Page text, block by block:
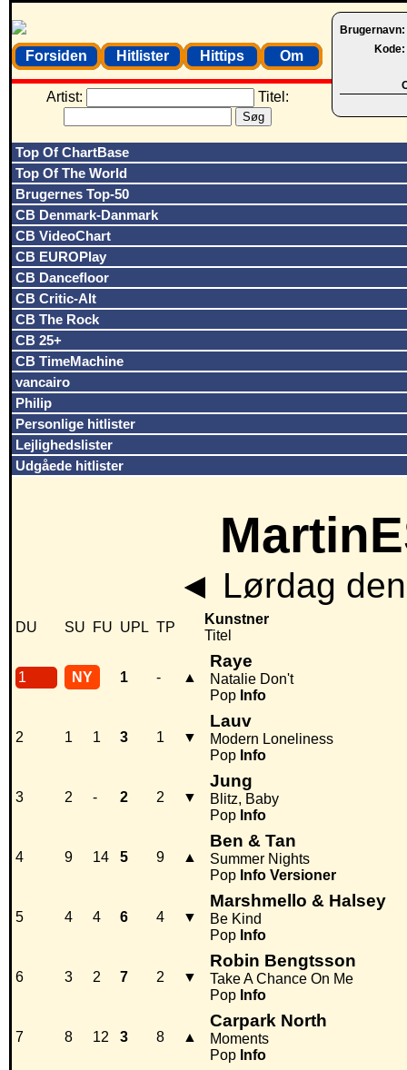
Brugernavn:
Kode:
Forsiden Hitlister Hittips Om
Artist: Titel:
Top Of ChartBase
Top Of The World
Brugernes Top-50
CB Denmark-Danmark
CB VideoChart
CB EUROPlay
CB Dancefloor
CB Critic-Alt
CB The Rock
CB 25+
CB TimeMachine
vancairo
Philip
Personlige hitlister
Lejlighedslister
Udgåede hitlister
◄ Lørdag
DU SU FU UPL TP
Kunstner
Titel
1 NY 1 - ▲
Raye
Natalie Don't
Pop Info
2 1 1 3 1 ▼
Lauv
Modern Loneliness
Pop Info
3 2 - 2 2 ▼
Jung
Blitz, Baby
Pop Info
4 9 14 5 9 ▲
Ben & Tan
Summer Nights
Pop Info Versioner
5 4 4 6 4 ▼
Marshmello & Halsey
Be Kind
Pop Info
6 3 2 7 2 ▼
Robin Bengtsson
Take A Chance On Me
Pop Info
7 8 12 3 8 ▲
Carpark North
Moments
Pop Info